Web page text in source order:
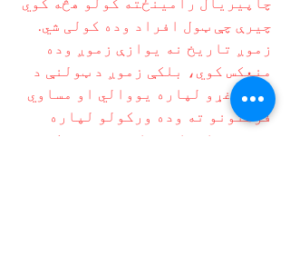
چیرې چې ټول افراد وده کولی شي.
زموږ تاریخ نه یوازې زموږ وده
منعکس کوي، بلکې زموږ د ټولنې د
ټولو غړو لپاره یووالي او مساوي
فرصتونو ته وده ورکولو لپاره
زموږ دوامداره ماموریت منعکس